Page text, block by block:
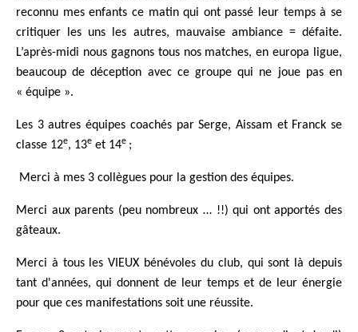
reconnu mes enfants ce matin qui ont passé leur temps à se
critiquer les uns les autres, mauvaise ambiance = défaite.
L’après-midi nous gagnons tous nos matches, en europa ligue,
beaucoup de déception avec ce groupe qui ne joue pas en
« équipe ».
Les 3 autres équipes coachés par Serge, Aissam et Franck se
classe 12e, 13e et 14e ;
Merci à mes 3 collègues pour la gestion des équipes.
Merci aux parents (peu nombreux … !!) qui ont apportés des
gâteaux.
Merci à tous les VIEUX bénévoles du club, qui sont là depuis
tant d'années, qui donnent de leur temps et de leur énergie
pour que ces manifestations soit une réussite.